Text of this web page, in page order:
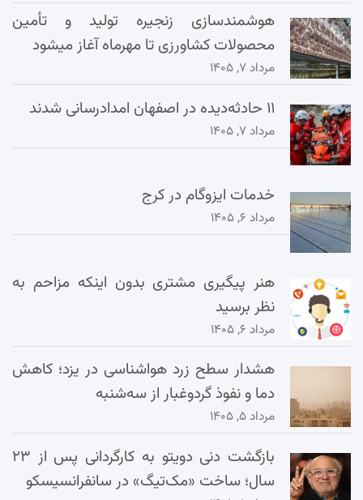
هوشمندسازی زنجیره تولید و تأمین
محصولات کشاورزی تا مهرماه آغاز میشود
مرداد ۷, ۱۴۰۵
۱۱ حادثه‌دیده در اصفهان امدادرسانی شدند
مرداد ۷, ۱۴۰۵
خدمات ایزوگام در کرج
مرداد ۶, ۱۴۰۵
هنر پیگیری مشتری بدون اینکه مزاحم به
نظر برسید
مرداد ۶, ۱۴۰۵
هشدار سطح زرد هواشناسی در یزد؛ کاهش
دما و نفوذ گردوغبار از سه‌شنبه
مرداد ۵, ۱۴۰۵
بازگشت دنی دویتو به کارگردانی پس از ۲۳
سال؛ ساخت «مک‌تیگ» در سانفرانسیسکو